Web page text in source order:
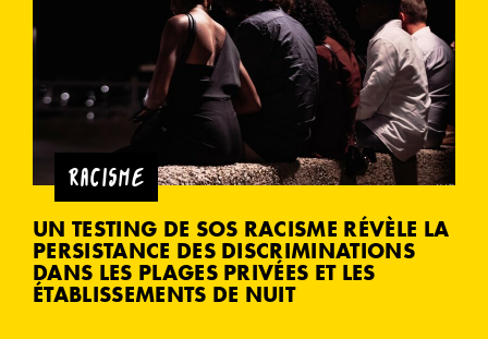
RACISME
UN TESTING DE SOS RACISME RÉVÈLE LA
PERSISTANCE DES DISCRIMINATIONS
DANS LES PLAGES PRIVÉES ET LES
ÉTABLISSEMENTS DE NUIT